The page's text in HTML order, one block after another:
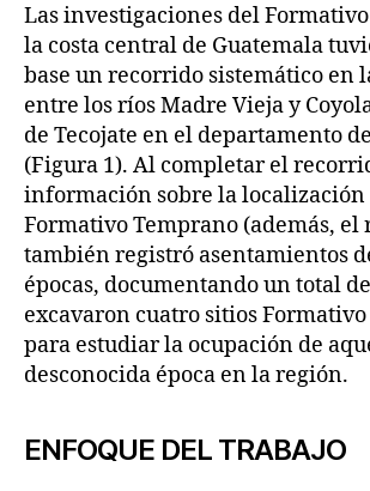
Las investigaciones del
la costa central de Guatemala
base un recorrido sistemático en
entre los ríos Madre Vieja y
de Tecojate en el departamento
(Figura 1). Al completar el
información sobre la localización
Formativo Temprano (además, el
también registró asentamientos
épocas, documentando un total
excavaron cuatro sitios
para estudiar la ocupación de
desconocida época en la región.
ENFOQUE DEL TRABAJO